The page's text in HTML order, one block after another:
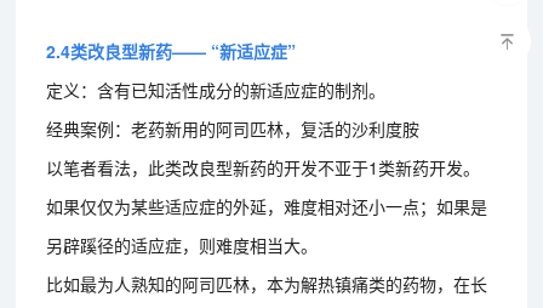
2.4类改良型新药—— “新适应症”
定义：含有已知活性成分的新适应症的制剂。
经典案例：老药新用的阿司匹林，复活的沙利度胺
以笔者看法，此类改良型新药的开发不亚于1类新药开发。
如果仅仅为某些适应症的外延，难度相对还小一点；如果是
另辟蹊径的适应症，则难度相当大。
比如最为人熟知的阿司匹林，本为解热镇痛类的药物，在长